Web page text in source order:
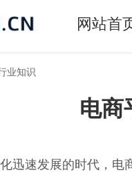
网站首
业知识
电商
迅速发展的时代，电